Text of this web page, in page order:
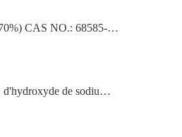
Sodium Lauryl Ether Sodium Lauryl Ether Sulfate(sles70%/aes 70%) CAS NO.: 68585-34-2sles70%/aes 70%) CAS NO.: 68585-34-2
Le marché florissant des exportations d'hydroxyde de potassium, d'hydroxyde de sodium et de peroxyde d'hydrogène depuis la Chine : un examen de l'année écoulée